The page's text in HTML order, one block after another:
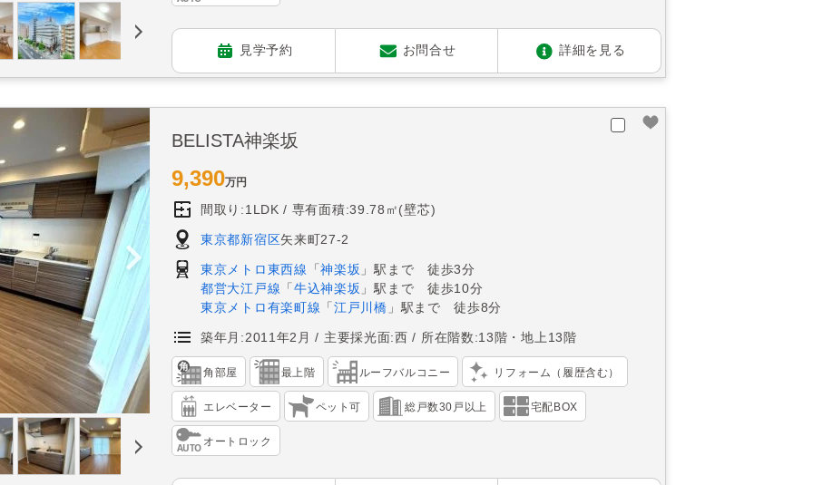
見学予約 お問合せ 詳細を見る
BELISTA神楽坂
9,390万円
間取り:1LDK 専有面積:39.78㎡(壁芯)
東京都新宿区矢来町27-2
東京メトロ東西線 「神楽坂 」駅まで 徒歩3分
都営大江戸線 「 牛込神楽坂 」駅まで 徒歩10分
東京メトロ有楽町線 「江戸川橋 」駅まで 徒歩8分
築年月:2011年2月 主要採光面:西 所在階数:13階・地上13階
角部屋 最上階 ルーフバルコニー リフォーム（履歴含む）
エレベーター ペット可 総戸数30戸以上 宅配BOX
オートロック